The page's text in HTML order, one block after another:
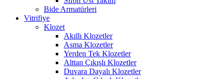
Bide Armatürleri
Vitrifiye
Klozet
Akıllı Klozetler
Asma Klozetler
Yerden Tek Klozetler
Alttan Çıkışlı Klozetler
Duvara Dayalı Klozetler